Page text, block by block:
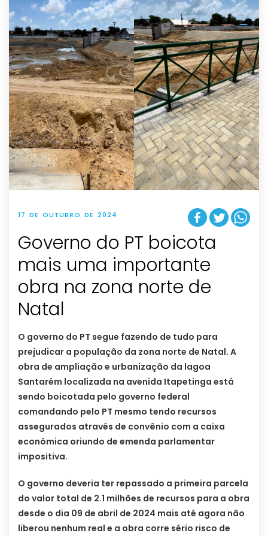
17 DE OUTUBRO DE 2024
Governo do PT boicota
mais uma importante
obra na zona norte de
Natal
O governo do PT segue fazendo de tudo para
prejudicar a população da zona norte de Natal. A
obra de ampliação e urbanização da lagoa
Santarém localizada na avenida Itapetinga está
sendo boicotada pelo governo federal
comandando pelo PT mesmo tendo recursos
assegurados através de convênio com a caixa
econômica oriundo de emenda parlamentar
impositiva.
O governo deveria ter repassado a primeira parcela
do valor total de 2.1 milhões de recursos para a obra
desde o dia 09 de abril de 2024 mais até agora não
liberou nenhum real e a obra corre sério risco de